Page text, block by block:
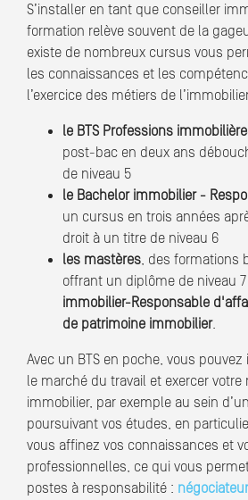
S’installer en tant que conseiller
formation relève souvent de la
existe de nombreux cursus vous
les connaissances et les
l’exercice des métiers de
le BTS Professions
post-bac en deux ans
de niveau 5
le Bachelor immobilier -
un cursus en trois années
droit à un titre de niveau 6
les mastères, des formations
offrant un diplôme de niveau 7
immobilier-Responsable
de patrimoine immobilier.
Avec un BTS en poche, vous
le marché du travail et exercer
immobilier, par exemple au sein
poursuivant vos études, en
vous affinez vos connaissances et
professionnelles, ce qui vous
postes à responsabilité :